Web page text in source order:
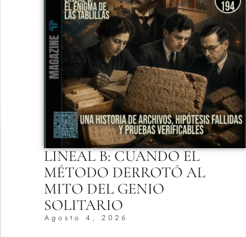
LINEAL B: CUANDO EL
MÉTODO DERROTÓ AL
MITO DEL GENIO
SOLITARIO
Agosto 4, 2026